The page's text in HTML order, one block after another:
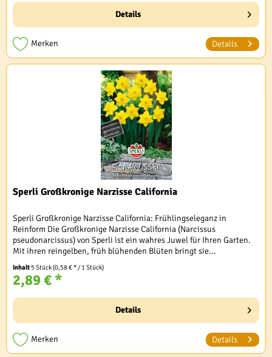
Details
Merken Details
Sperli Großkronige Narzisse California
Sperli Großkronige Narzisse California: Frühlingseleganz in
Reinform Die Großkronige Narzisse California (Narcissus
pseudonarcissus) von Sperli ist ein wahres Juwel für Ihren Garten.
Mit ihren reingelben, früh blühenden Blüten bringt sie...
Inhalt 5 Stück(0,58 € * / 1 Stück)
2,89 € *
Details
Merken Details